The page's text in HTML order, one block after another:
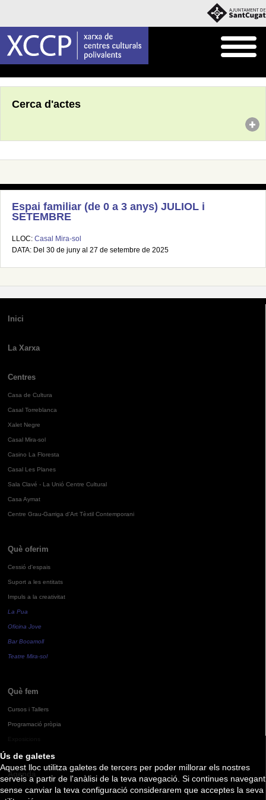
Ús de galetes
Aquest lloc utilitza galetes de tercers per poder millorar els nostres
serveis a partir de l'anàlisi de la teva navegació. Si continues navegant
sense canviar la teva configuració considerarem que acceptes la seva
Cerca d'actes
Espai familiar (de 0 a 3 anys) JULIOL i
SETEMBRE
LLOC: Casal Mira-sol
DATA: Del 30 de juny al 27 de setembre de 2025
Inici
La Xarxa
Centres
Casa de Cultura
Casal Torreblanca
Xalet Negre
Casal Mira-sol
Casino La Floresta
Casal Les Planes
Sala Clavé - La Unió Centre Cultural
Casa Aymat
Centre Grau-Garriga d'Art Tèxtil Contemporani
Què oferim
Cessió d'espais
Suport a les entitats
Impuls a la creativitat
La Pua
Oficina Jove
Bar Bocamoll
Teatre Mira-sol
Què fem
Cursos i Tallers
Programació pròpia
Agenda